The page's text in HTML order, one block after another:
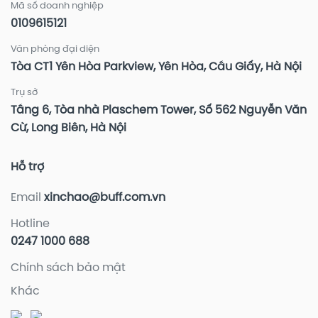
Mã số doanh nghiệp
0109615121
Văn phòng đại diện
Tòa CT1 Yên Hòa Parkview, Yên Hòa, Cầu Giấy, Hà Nội
Trụ sở
Tầng 6, Tòa nhà Plaschem Tower, Số 562 Nguyễn Văn
Cừ, Long Biên, Hà Nội
Hỗ trợ
Email xinchao@buff.com.vn
Hotline
0247 1000 688
Chính sách bảo mật
Khác